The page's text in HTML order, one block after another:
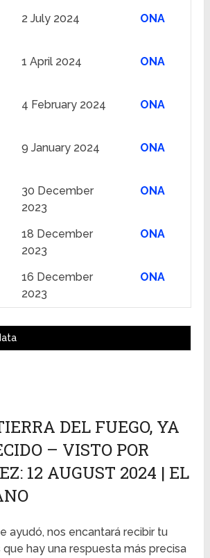
2 July 2024 ONA
1 April 2024 ONA
4 February 2024 ONA
9 January 2024 ONA
30 December
2023
ONA
18 December
2023
ONA
16 December
2023
ONA
DEL FUEGO, YA
– VISTO POR
12 AUGUST 2024 | EL
ayudó, nos encantará recibir tu
que hay una respuesta más precisa